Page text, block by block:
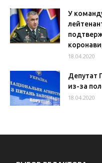
У
18.04.2020
Депутат
из-за
18.04.2020